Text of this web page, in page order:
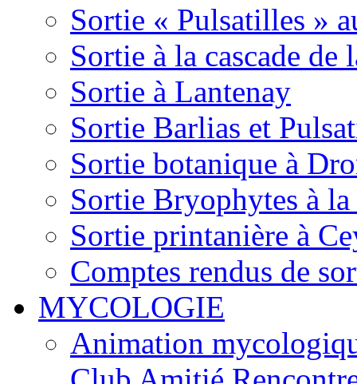
Sortie « Pulsatilles »
Sortie à la cascade de
Sortie à Lantenay
Sortie Barlias et
Sortie botanique à
Sortie Bryophytes à la
Sortie printanière à
Comptes rendus de
MYCOLOGIE
Animation